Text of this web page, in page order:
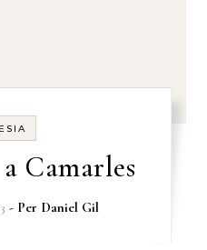
Camarles
- Per Daniel Gil